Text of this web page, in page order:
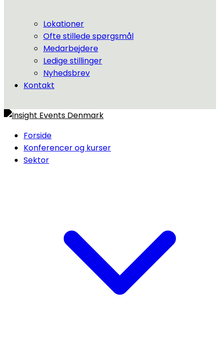
Lokationer
Ofte stillede spørgsmål
Medarbejdere
Ledige stillinger
Nyhedsbrev
Kontakt
Forside
Konferencer og kurser
Sektor